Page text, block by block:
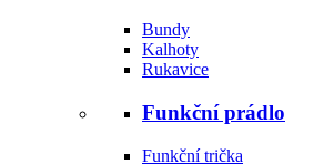
Bundy
Kalhoty
Rukavice
Funkční prádlo
Funkční trička